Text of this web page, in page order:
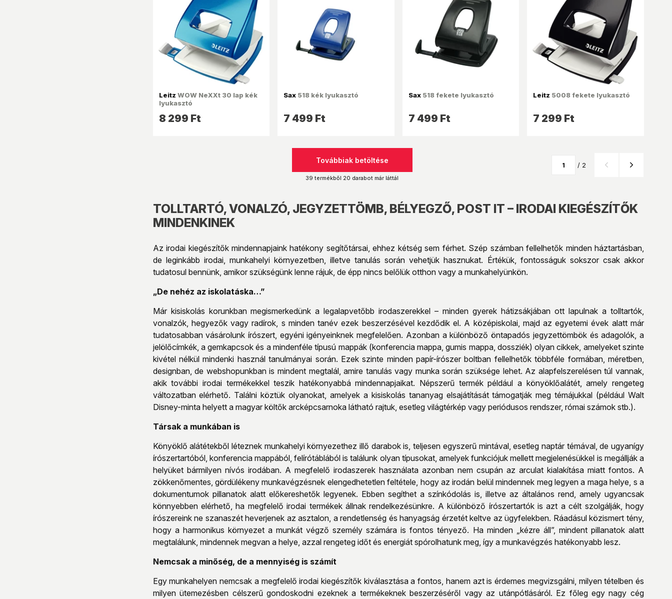
Leitz WOW NeXXt 30 lap kék
lyukasztó
8 299 Ft
Sax 518 kék lyukasztó
7 499 Ft
Sax518 fekete lyukasztó
7 499 Ft
Leitz 5008 fekete lyukasztó
7 299 Ft
Továbbiak betöltése
39 termékből 20 darabot már láttál
/ 2
TOLLTARTÓ, VONALZÓ, JEGYZETTÖMB, BÉLYEGZŐ, POST IT – IRODAI KIEGÉSZÍTŐK
MINDENKINEK
Az irodai kiegészítők mindennapjaink hatékony segítőtársai, ehhez kétség sem férhet. Szép számban fellelhetők minden háztartásban,
de leginkább irodai, munkahelyi környezetben, illetve tanulás során vehetjük hasznukat. Értékük, fontosságuk sokszor csak akkor
tudatosul bennünk, amikor szükségünk lenne rájuk, de épp nincs belőlük otthon vagy a munkahelyünkön.
„De nehéz az iskolatáska…”
Már kisiskolás korunkban megismerkedünk a legalapvetőbb irodaszerekkel – minden gyerek hátizsákjában ott lapulnak a tolltartók,
vonalzók, hegyezők vagy radírok, s minden tanév ezek beszerzésével kezdődik el. A középiskolai, majd az egyetemi évek alatt már
tudatosabban vásárolunk írószert, egyéni igényeinknek megfelelően. Azonban a különböző öntapadós jegyzettömbök és adagolók, a
jelölőcímkék, a gemkapcsok és a mindenféle típusú mappák (konferencia mappa, gumis mappa, dossziék) olyan cikkek, amelyeket szinte
kivétel nélkül mindenki használ tanulmányai során. Ezek szinte minden papír-írószer boltban fellelhetők többféle formában, méretben,
designban, de webshopunkban is mindent megtalál, amire tanulás vagy munka során szüksége lehet. Az alapfelszerelésen túl vannak,
akik további irodai termékekkel teszik hatékonyabbá mindennapjaikat. Népszerű termék például a könyöklőalátét, amely rengeteg
változatban elérhető. Találni köztük olyanokat, amelyek a kisiskolás tananyag elsajátítását támogatják meg témájukkal (például Walt
Disney-minta helyett a magyar költők arcképcsarnoka látható rajtuk, esetleg világtérkép vagy periódusos rendszer, római számok stb.).
Társak a munkában is
Könyöklő alátétekből léteznek munkahelyi környezethez illő darabok is, teljesen egyszerű mintával, esetleg naptár témával, de ugyanígy
írószertartóból, konferencia mappából, felírótáblából is találunk olyan típusokat, amelyek funkciójuk mellett megjelenésükkel is megállják a
helyüket bármilyen nívós irodában. A megfelelő irodaszerek használata azonban nem csupán az arculat kialakítása miatt fontos. A
zökkenőmentes, gördülékeny munkavégzésnek elengedhetetlen feltétele, hogy az irodán belül mindennek meg legyen a maga helye, s a
dokumentumok pillanatok alatt előkereshetők legyenek. Ebben segíthet a színkódolás is, illetve az általános rend, amely ugyancsak
könnyebben elérhető, ha megfelelő irodai termékek állnak rendelkezésünkre. A különböző írószertartók is azt a célt szolgálják, hogy
írószereink ne szanaszét heverjenek az asztalon, a rendetlenség és hanyagság érzetét keltve az ügyfelekben. Ráadásul közismert tény,
hogy a harmonikus környezet a munkát végző személy számára is fontos tényező. Ha minden „kézre áll”, mindent pillanatok alatt
megtalálunk, mindennek megvan a helye, azzal rengeteg időt és energiát spórolhatunk meg, így a munkavégzés hatékonyabb lesz.
Nemcsak a minőség, de a mennyiség is számít
Egy munkahelyen nemcsak a megfelelő irodai kiegészítők kiválasztása a fontos, hanem azt is érdemes megvizsgálni, milyen tételben és
milyen ütemezésben célszerű gondoskodni ezeknek a termékeknek beszerzéséről vagy az utánpótlásáról. Ez főleg egy nagy cég